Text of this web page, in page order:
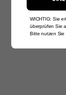
WICHTIG: Sie
überprüfen Sie
Bitte nutzen Sie